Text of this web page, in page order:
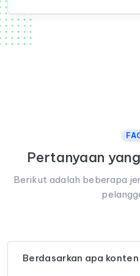
Pertanyaan
Berikut adalah beberapa
Berdasarkan apa